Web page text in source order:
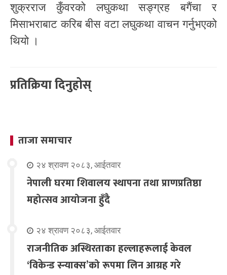
शुक्रराज कुँवरको लघुकथा सङ्ग्रह बगैंचा र
मिसाभराबाट करिब बीस वटा लघुकथा वाचन गर्नुभएको
थियो ।
प्रतिक्रिया दिनुहोस्
ताजा समाचार
२४ श्रावण २०८३, आईतवार
नेपाली घरमा शिवालय स्थापना तथा प्राणप्रतिष्ठा
महोत्सव आयोजना हुँदै
२४ श्रावण २०८३, आईतवार
राजनीतिक अस्थिरताका हल्लाहरूलाई केवल
‘विकेन्ड स्न्याक्स’को रूपमा लिन आग्रह गरे